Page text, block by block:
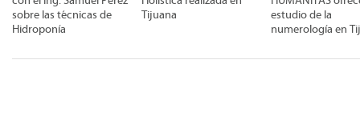
sobre las técnicas de
Hidroponía
Tijuana
estudio de la
numerología en